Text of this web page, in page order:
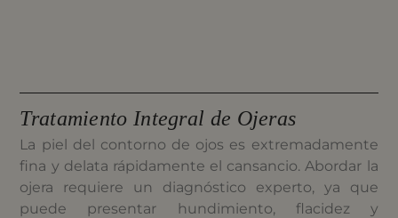
Tratamiento Integral de Ojeras
La piel del contorno de ojos es extremadamente
fina y delata rápidamente el cansancio. Abordar la
ojera requiere un diagnóstico experto, ya que
puede presentar hundimiento, flacidez y